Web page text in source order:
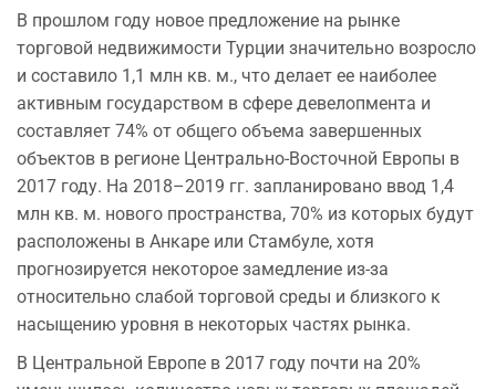
В прошлом году новое предложение на рынке
торговой недвижимости Турции значительно возросло
и составило 1,1 млн кв. м., что делает ее наиболее
активным государством в сфере девелопмента и
составляет 74% от общего объема завершенных
объектов в регионе Центрально-Восточной Европы в
2017 году. На 2018–2019 гг. запланировано ввод 1,4
млн кв. м. нового пространства, 70% из которых будут
расположены в Анкаре или Стамбуле, хотя
прогнозируется некоторое замедление из-за
относительно слабой торговой среды и близкого к
насыщению уровня в некоторых частях рынка.
В Центральной Европе в 2017 году почти на 20%